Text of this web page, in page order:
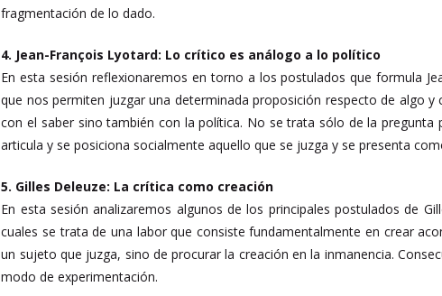
fragmentación de lo dado.
4. Jean-François Lyotard: Lo crítico es análogo a lo político
En esta sesión reflexionaremos en torno a los postulados que formula
que nos permiten juzgar una determinada proposición respecto de algo
con el saber sino también con la política. No se trata sólo de la
articula y se posiciona socialmente aquello que se juzga y se presenta
5. Gilles Deleuze: La crítica como creación
En esta sesión analizaremos algunos de los principales postulados de
cuales se trata de una labor que consiste fundamentalmente en crear
un sujeto que juzga, sino de procurar la creación en la inmanencia.
modo de experimentación.